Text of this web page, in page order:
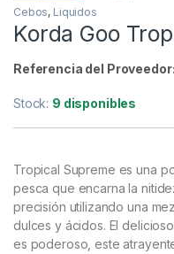
Cebos, Liquidos
Korda Goo
Referencia del Proveedor:
Stock: 9 disponibles
Tropical Supreme es una
pesca que encarna la
precisión utilizando una
dulces y ácidos. El
es poderoso, este